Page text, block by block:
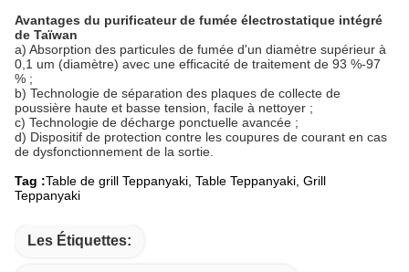
Avantages du purificateur de fumée électrostatique intégré
de Taïwan
a) Absorption des particules de fumée d'un diamètre supérieur à
0,1 um (diamètre) avec une efficacité de traitement de 93 %-97
% ;
b) Technologie de séparation des plaques de collecte de
poussière haute et basse tension, facile à nettoyer ;
c) Technologie de décharge ponctuelle avancée ;
d) Dispositif de protection contre les coupures de courant en cas
de dysfonctionnement de la sortie.
Tag :Table de grill Teppanyaki, Table Teppanyaki, Grill
Teppanyaki
Les Étiquettes: